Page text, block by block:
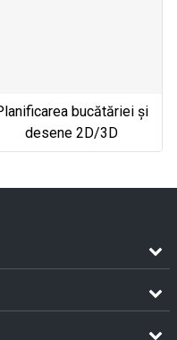
bucătăriei și
desene 2D/3D